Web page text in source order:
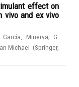
effect on
vivo and ex vivo
García, Minerva;G.
Michael (Springer,